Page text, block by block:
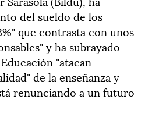
del sueldo de los
que contrasta con unos
y ha subrayado
"atacan
de la enseñanza y
renunciando a un futuro